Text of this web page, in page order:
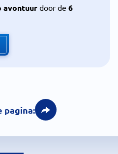
avontuurdoor de 6
pagina: